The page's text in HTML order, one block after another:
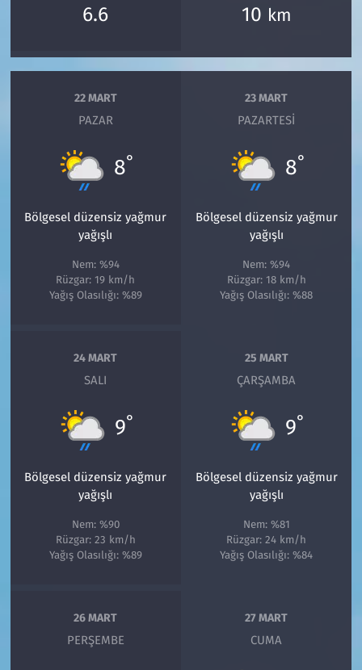
6.6 10 km
22 MART
PAZAR
8°
Bölgesel düzensiz yağmur
yağışlı
Nem: %94
Rüzgar: 19 km/h
Yağış Olasılığı: %89
23 MART
PAZARTESI
8°
Bölgesel düzensiz yağmur
yağışlı
Nem: %94
Rüzgar: 18 km/h
Yağış Olasılığı: %88
24 MART
SALI
9°
Bölgesel düzensiz yağmur
yağışlı
Nem: %90
Rüzgar: 23 km/h
Yağış Olasılığı: %89
25 MART
ÇARŞAMBA
9°
Bölgesel düzensiz yağmur
yağışlı
Nem: %81
Rüzgar: 24 km/h
Yağış Olasılığı: %84
26 MART
PERŞEMBE
27 MART
CUMA